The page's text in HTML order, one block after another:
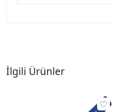
İlgili Ürünler